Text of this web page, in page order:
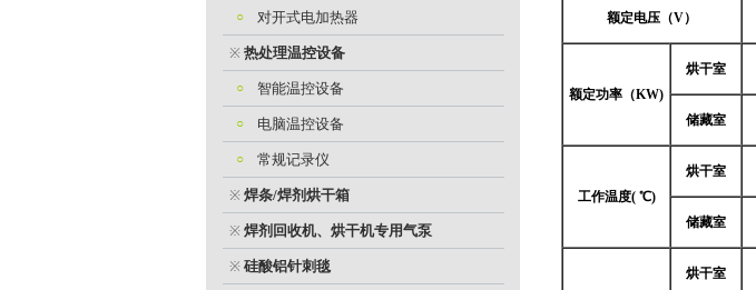
○ 对开式电加热器
※ 热处理温控设备
○ 智能温控设备
○ 电脑温控设备
○ 常规记录仪
※ 焊条/焊剂烘干箱
※ 焊剂回收机、烘干机专用气泵
※ 硅酸铝针刺毯
额定电压（V）
额定功率（KW)
烘干室
储藏室
工作温度( ℃)
烘干室
储藏室
烘干室